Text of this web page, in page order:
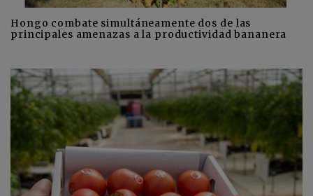
Hongo combate simultáneamente dos de las
principales amenazas a la productividad bananera